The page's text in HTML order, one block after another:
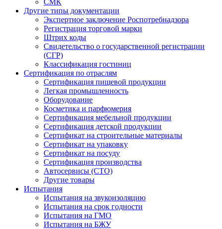
СМК
Другие типы документации
Экспертное заключение Роспотребнадзора
Регистрация торговой марки
Штрих коды
Свидетельство о государственной регистрации
(СГР)
Классификация гостиниц
Сертификация по отраслям
Сертификация пищевой продукции
Легкая промышленность
Оборудование
Косметика и парфюмерия
Сертификация мебельной продукции
Сертификация детской продукции
Сертификат на строительные материалы
Сертификат на упаковку
Сертификат на посуду
Сертификация производства
Автосервисы (СТО)
Другие товары
Испытания
Испытания на звукоизоляцию
Испытания на срок годности
Испытания на ГМО
Испытания на БЖУ